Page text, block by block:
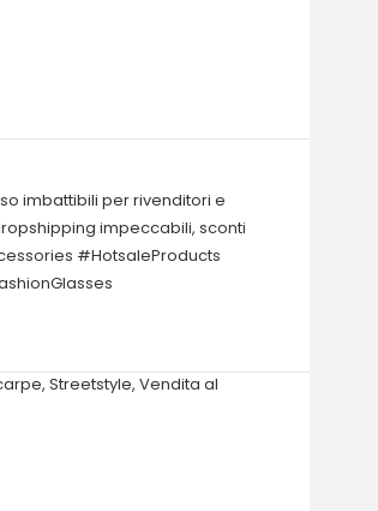
imbattibili per rivenditori e
impeccabili, sconti
#HotsaleProducts
, Streetstyle, Vendita al